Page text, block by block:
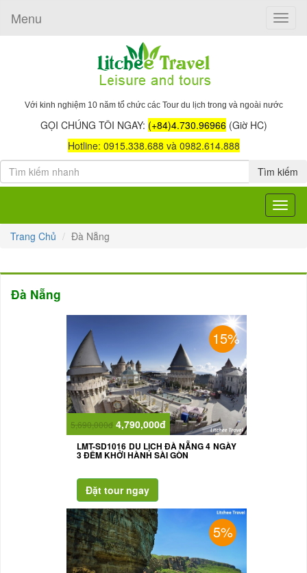
Toggle
Menu
Với kinh nghiệm 10 năm tổ chức các Tour du lịch trong và ngoài nước
GỌI CHÚNG TÔI NGAY: (+84)4.730.96966 (Giờ HC)
Hotline: 0915.338.688 và 0982.614.888
Tìm kiếm
Toggle
Trang Chủ Đà Nẵng
Đà Nẵng
15%
5,690,000đ 4,790,000đ
LMT-SD1016 DU LỊCH ĐÀ NẴNG 4 NGÀY
3 ĐÊM KHỞI HÀNH SÀI GÒN
5%